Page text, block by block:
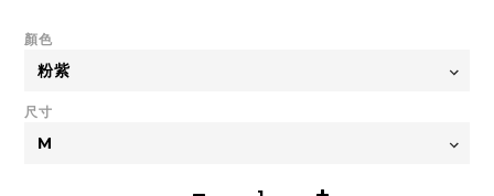
顏色
尺寸